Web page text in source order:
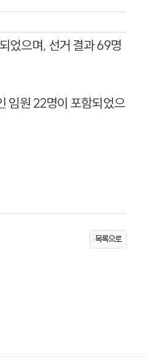
었으며, 선거 결과 69명
임원 22명이 포함되었으
목록으로